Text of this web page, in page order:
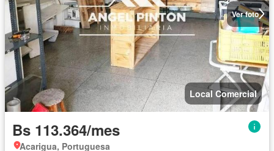
Ver foto
Local Comercial
Bs 113.364/mes
Acarigua, Portuguesa